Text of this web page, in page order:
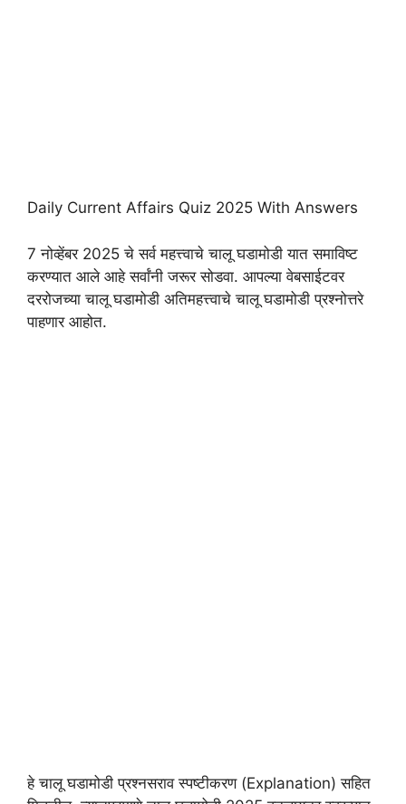
Daily Current Affairs Quiz 2025 With Answers
7 नोव्हेंबर 2025 चे सर्व महत्त्वाचे चालू घडामोडी यात समाविष्ट
करण्यात आले आहे सर्वांनी जरूर सोडवा. आपल्या वेबसाईटवर
दररोजच्या चालू घडामोडी अतिमहत्त्वाचे चालू घडामोडी प्रश्नोत्तरे
पाहणार आहोत.
हे चालू घडामोडी प्रश्नसराव स्पष्टीकरण (Explanation) सहित